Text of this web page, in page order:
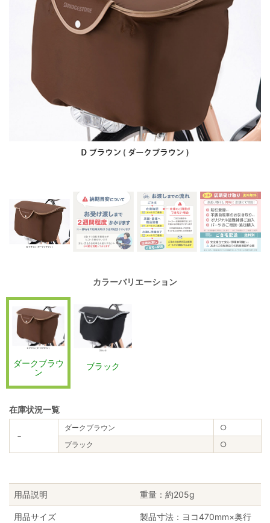
カラーバリエーション
ダークブラウ
ン
ブラック
在庫状況一覧
－
ダークブラウン
○
ブラック
○
用品説明 重量：約205g
用品サイズ
製品寸法：ヨコ470mm×奥行